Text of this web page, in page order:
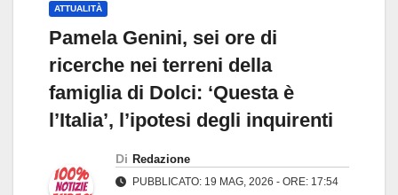
ATTUALITÀ
Pamela Genini, sei ore di
ricerche nei terreni della
famiglia di Dolci: ‘Questa è
l’Italia’, l’ipotesi degli inquirenti
Di Redazione
PUBBLICATO: 19 MAG, 2026 - ORE: 17:54